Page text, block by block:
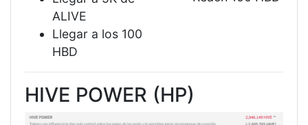
ALIVE
Llegar a los 100
HBD
HIVE POWER (HP)